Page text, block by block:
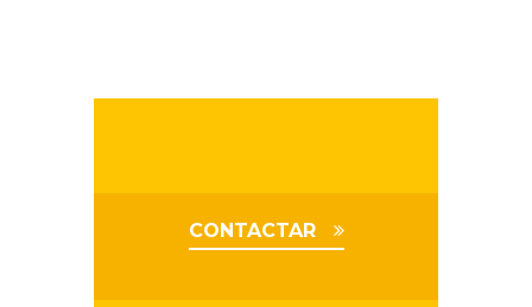
CONTACTAR